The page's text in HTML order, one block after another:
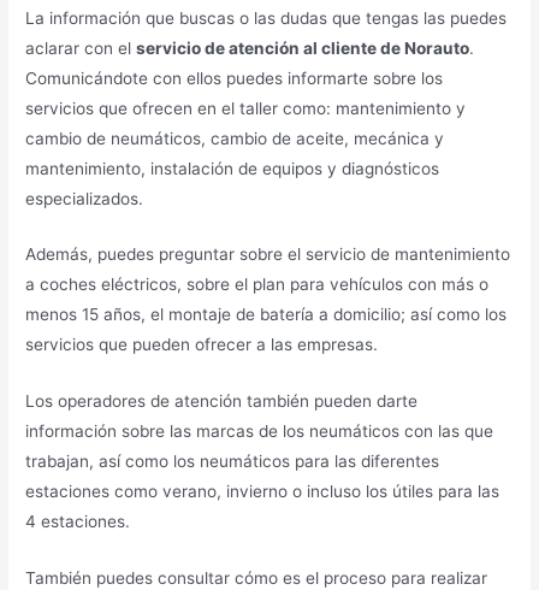
La información que buscas o las dudas que tengas las puedes
aclarar con elservicio de atención al cliente de Norauto.
Comunicándote con ellos puedes informarte sobre los
servicios que ofrecen en el taller como: mantenimiento y
cambio de neumáticos, cambio de aceite, mecánica y
mantenimiento, instalación de equipos y diagnósticos
especializados.
Además, puedes preguntar sobre el servicio de mantenimiento
a coches eléctricos, sobre el plan para vehículos con más o
menos 15 años, el montaje de batería a domicilio; así como los
servicios que pueden ofrecer a las empresas.
Los operadores de atención también pueden darte
información sobre las marcas de los neumáticos con las que
trabajan, así como los neumáticos para las diferentes
estaciones como verano, invierno o incluso los útiles para las
4 estaciones.
También puedes consultar cómo es el proceso para realizar